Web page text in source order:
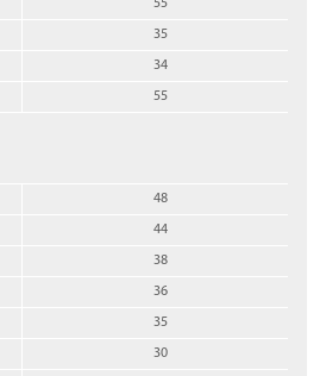
55
35
34
55
48
44
38
36
35
30